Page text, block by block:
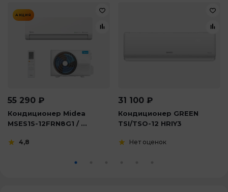
АКЦИЯ
55 290 ₽
Кондиционер Midea
MSES1S-12FRN8G1 / ...
4,8
31 100 ₽
Кондиционер GREEN
TSI/TSO-12 HRIY3
Нет оценок